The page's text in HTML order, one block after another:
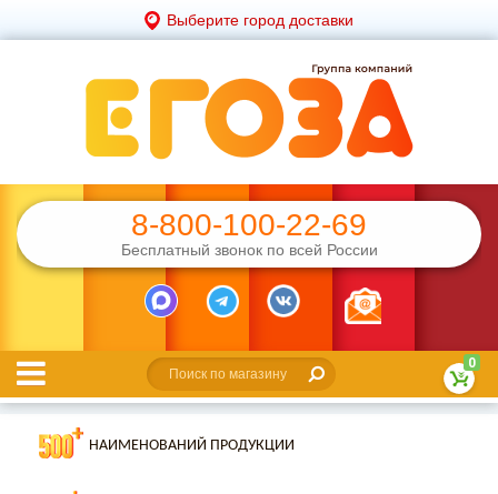
Выберите город доставки
8-800-100-22-69
Бесплатный звонок по всей России
0
НАИМЕНОВАНИЙ ПРОДУКЦИИ